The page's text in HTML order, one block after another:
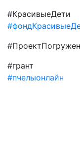
#КрасивыеДети
#грант
#пчелыонлайн